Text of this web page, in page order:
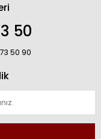
50
50 90